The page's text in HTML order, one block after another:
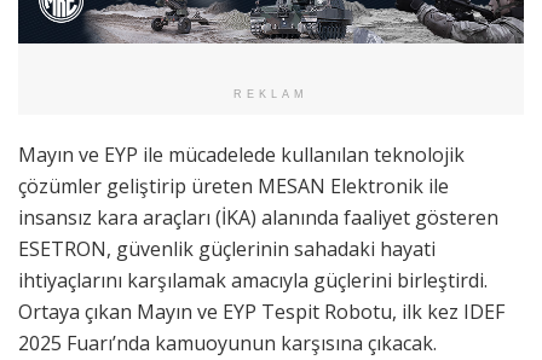
REKLAM
Mayın ve EYP ile mücadelede kullanılan teknolojik
çözümler geliştirip üreten MESAN Elektronik ile
insansız kara araçları (İKA) alanında faaliyet gösteren
ESETRON, güvenlik güçlerinin sahadaki hayati
ihtiyaçlarını karşılamak amacıyla güçlerini birleştirdi.
Ortaya çıkan Mayın ve EYP Tespit Robotu, ilk kez IDEF
2025 Fuarı’nda kamuoyunun karşısına çıkacak.